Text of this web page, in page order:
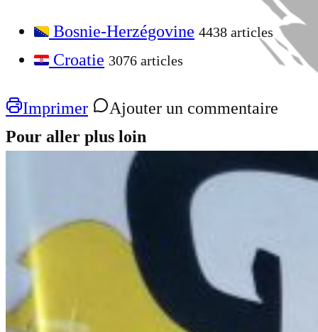
Bosnie-Herzégovine 4438 articles
Croatie 3076 articles
Imprimer
Ajouter un commentaire
Pour aller plus loin